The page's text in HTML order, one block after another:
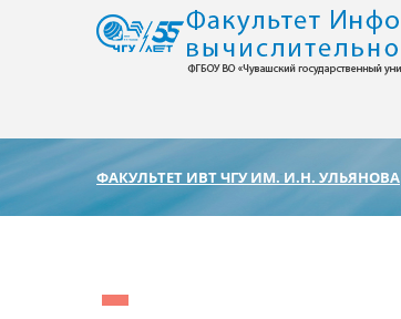
ФАКУЛЬТЕТ ИВТ ЧГУ ИМ. И.Н. УЛЬЯНОВА